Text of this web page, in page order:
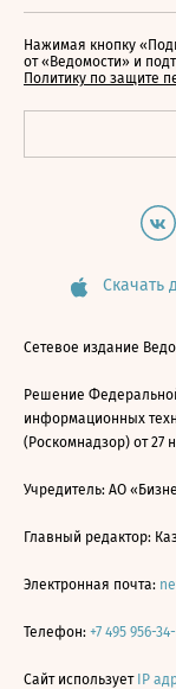
Нажимая кнопку
от «Ведомости» и
Политику по защите
Скачать
Сетевое издание
Решение
информационных
(Роскомнадзор) от 27
Учредитель: АО
Главный редактор:
Электронная почта:
Телефон: +7 495 956-
Сайт использует IP